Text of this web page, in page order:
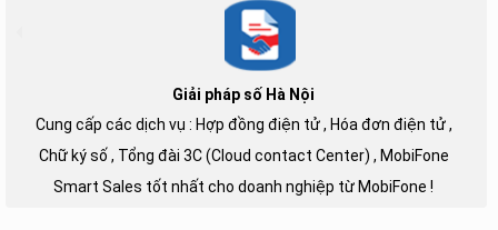
Giải pháp số Hà Nội
Cung cấp các dịch vụ : Hợp đồng điện tử , Hóa đơn điện tử ,
Chữ ký số , Tổng đài 3C (Cloud contact Center) , MobiFone
Smart Sales tốt nhất cho doanh nghiệp từ MobiFone !